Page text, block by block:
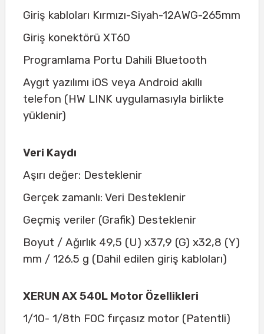
Giriş kabloları Kırmızı-Siyah-12AWG-265mm
Giriş konektörü XT60
Programlama Portu Dahili Bluetooth
Aygıt yazılımı iOS veya Android akıllı
telefon (HW LINK uygulamasıyla birlikte
yüklenir)
Veri Kaydı
Aşırı değer: Desteklenir
Gerçek zamanlı: Veri Desteklenir
Geçmiş veriler (Grafik) Desteklenir
Boyut / Ağırlık 49,5 (U) x37,9 (G) x32,8 (Y)
mm / 126.5 g (Dahil edilen giriş kabloları)
XERUN AX 540L Motor Özellikleri
1/10- 1/8th FOC fırçasız motor (Patentli)